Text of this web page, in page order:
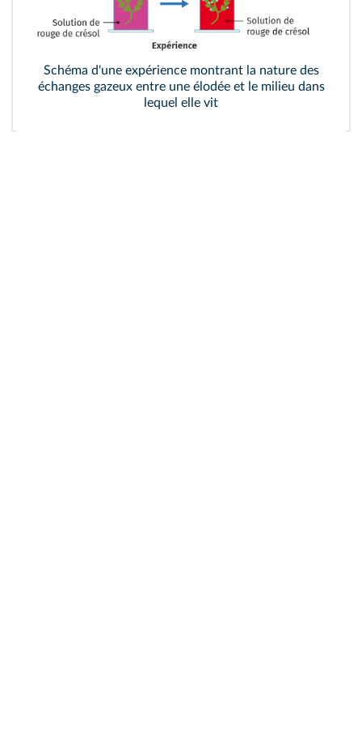
Schéma d'une expérience montrant la nature des
échanges gazeux entre une élodée et le milieu dans
lequel elle vit